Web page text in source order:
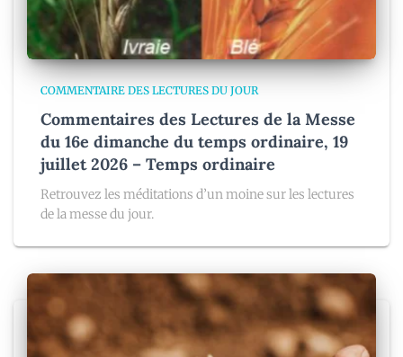
COMMENTAIRE DES LECTURES DU JOUR
Commentaires des Lectures de la Messe
du 16e dimanche du temps ordinaire, 19
juillet 2026 – Temps ordinaire
Retrouvez les méditations d’un moine sur les lectures
de la messe du jour.